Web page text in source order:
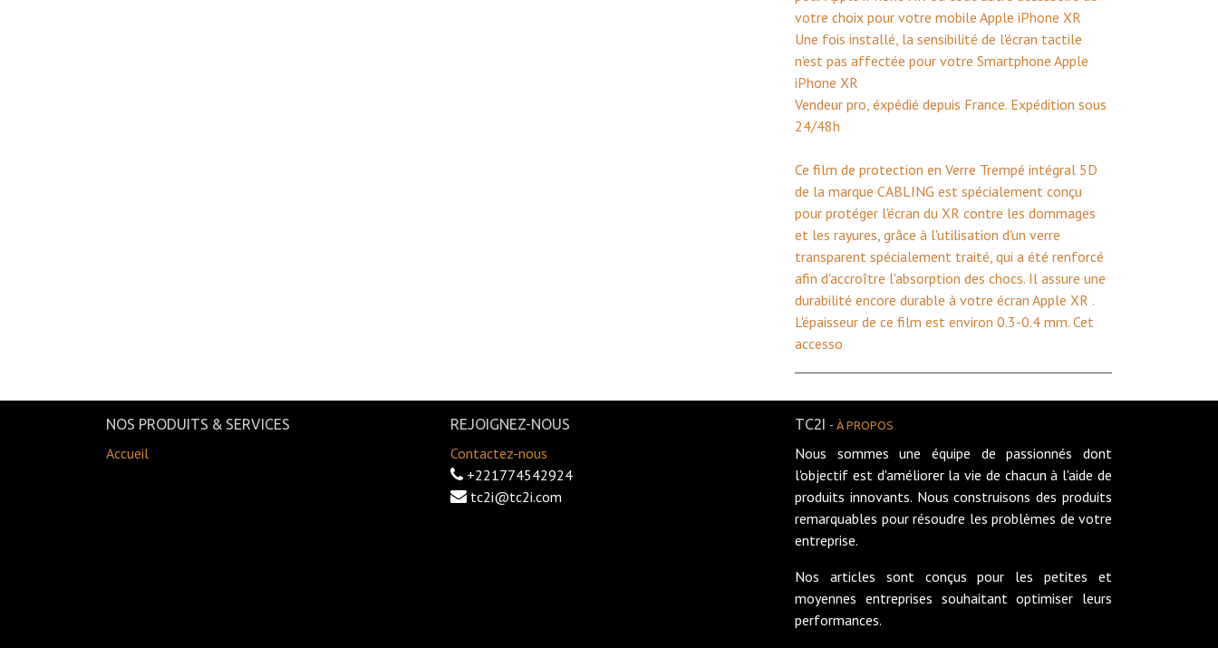
votre choix pour votre mobile Apple iPhone XR
Une fois installé, la sensibilité de l'écran tactile
n'est pas affectée pour votre Smartphone Apple
iPhone XR
Vendeur pro, éxpédié depuis France. Expédition sous
24/48h
Ce film de protection en Verre Trempé intégral 5D
de la marque CABLING est spécialement conçu
pour protéger l'écran du XR contre les dommages
et les rayures, grâce à l'utilisation d'un verre
transparent spécialement traité, qui a été renforcé
afin d'accroître l'absorption des chocs. Il assure une
durabilité encore durable à votre écran Apple XR .
L'épaisseur de ce film est environ 0.3-0.4 mm. Cet
accesso
NOS PRODUITS & SERVICES
Accueil
REJOIGNEZ-NOUS
Contactez-nous
+221774542924
tc2i@tc2i.com
TC2I - À PROPOS
Nous sommes une équipe de passionnés dont
l'objectif est d'améliorer la vie de chacun à l'aide de
produits innovants. Nous construisons des produits
remarquables pour résoudre les problèmes de votre
entreprise.
Nos articles sont conçus pour les petites et
moyennes entreprises souhaitant optimiser leurs
performances.